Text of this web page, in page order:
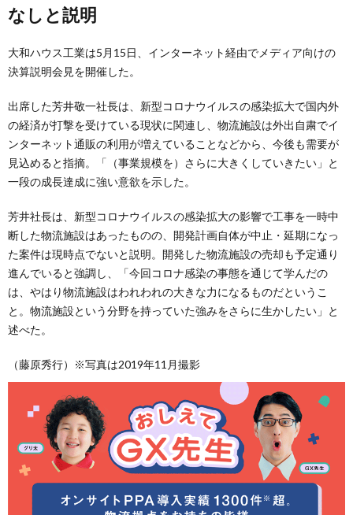
なしと説明
大和ハウス工業は5月15日、インターネット経由でメディア向けの
決算説明会見を開催した。
出席した芳井敬一社長は、新型コロナウイルスの感染拡大で国内外
の経済が打撃を受けている現状に関連し、物流施設は外出自粛でイ
ンターネット通販の利用が増えていることなどから、今後も需要が
見込めると指摘。「（事業規模を）さらに大きくしていきたい」と
一段の成長達成に強い意欲を示した。
芳井社長は、新型コロナウイルスの感染拡大の影響で工事を一時中
断した物流施設はあったものの、開発計画自体が中止・延期になっ
た案件は現時点でないと説明。開発した物流施設の売却も予定通り
進んでいると強調し、「今回コロナ感染の事態を通じて学んだの
は、やはり物流施設はわれわれの大きな力になるものだというこ
と。物流施設という分野を持っていた強みをさらに生かしたい」と
述べた。
（藤原秀行）※写真は2019年11月撮影